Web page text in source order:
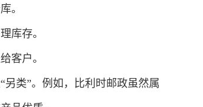
。
库存。
客户。
类”。例如，比利时邮政虽然属